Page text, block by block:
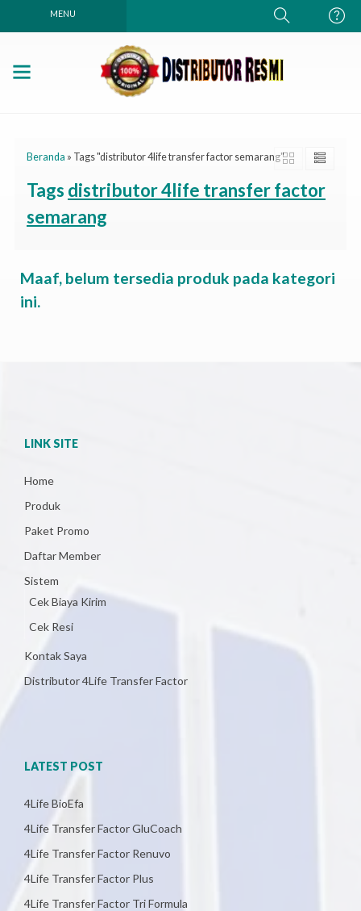
MENU
Beranda » Tags "distributor 4life transfer factor semarang"
Tags distributor 4life transfer factor
semarang
Maaf, belum tersedia produk pada kategori
ini.
LINK SITE
Home
Produk
Paket Promo
Daftar Member
Sistem
Cek Biaya Kirim
Cek Resi
Kontak Saya
Distributor 4Life Transfer Factor
LATEST POST
4Life BioEfa
4Life Transfer Factor GluCoach
4Life Transfer Factor Renuvo
4Life Transfer Factor Plus
4Life Transfer Factor Tri Formula